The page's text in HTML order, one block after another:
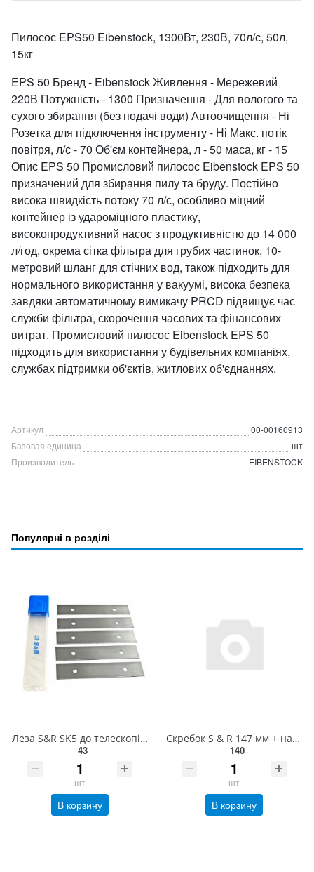
Пилосос EPS50 Eibenstock, 1300Вт, 230В, 70л/с, 50л,
15кг
EPS 50 Бренд - Eibenstock Живлення - Мережевий
220В Потужність - 1300 Призначення - Для вологого та
сухого збирання (без подачі води) Автоочищення - Ні
Розетка для підключення інструменту - Ні Макс. потік
повітря, л/с - 70 Об'єм контейнера, л - 50 маса, кг - 15
Опис EPS 50 Промисловий пилосос Eibenstock EPS 50
призначений для збирання пилу та бруду. Постійно
висока швидкість потоку 70 л/с, особливо міцний
контейнер із удароміцного пластику,
високопродуктивний насос з продуктивністю до 14 000
л/год, окрема сітка фільтра для грубих частинок, 10-
метровий шланг для стічних вод, також підходить для
нормального використання у вакуумі, висока безпека
завдяки автоматичному вимикачу PRCD підвищує час
служби фільтра, скорочення часових та фінансових
витрат. Промисловий пилосос Eibenstock EPS 50
підходить для використання у будівельних компаніях,
службах підтримки об'єктів, житлових об'єднаннях.
Артикул
00-00160913
Базовая единица
шт
Производитель
EIBENSTOCK
Популярні в розділі
Леза S&R SK5 до телескопічного шкребка 5 шт(432105002)
43
шт
В корзину
Скребок S & R 147 мм + набір лез 432100004
140
шт
В корзину